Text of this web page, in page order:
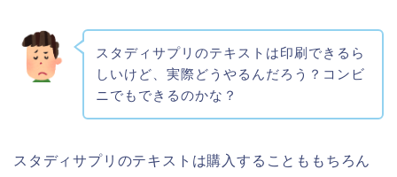
スタディサプリのテキストは印刷できるら
しいけど、実際どうやるんだろう？コンビ
ニでもできるのかな？
スタディサプリのテキストは購入することももちろん